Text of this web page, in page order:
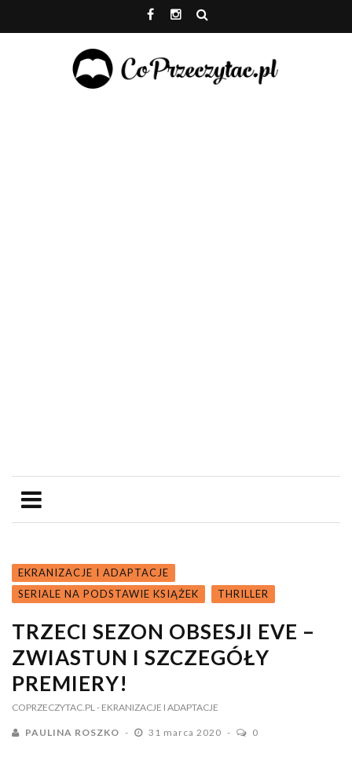
EKRANIZACJE I ADAPTACJE
SERIALE NA PODSTAWIE KSIĄŻEK
THRILLER
TRZECI SEZON OBSESJI EVE –
ZWIASTUN I SZCZEGÓŁY
PREMIERY!
COPRZECZYTAC.PL - EKRANIZACJE I ADAPTACJE
PAULINA ROSZKO 31 marca 2020 0